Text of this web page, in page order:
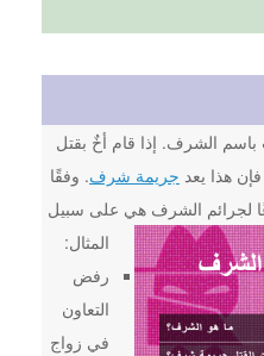
الشرف. إذا قام أخٌ بقتل
هذا يعد جريمة شرف. وفقًا
لجرائم الشرف هي على سبيل
المثال:
رفض
التعاون
في زواج